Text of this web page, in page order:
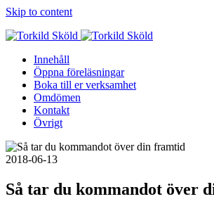
Skip to content
Innehåll
Öppna föreläsningar
Boka till er verksamhet
Omdömen
Kontakt
Övrigt
2018-06-13
Så tar du kommandot över